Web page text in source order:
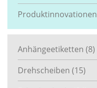
Produktinnovationen
Anhängeetiketten (8)
Drehscheiben (15)